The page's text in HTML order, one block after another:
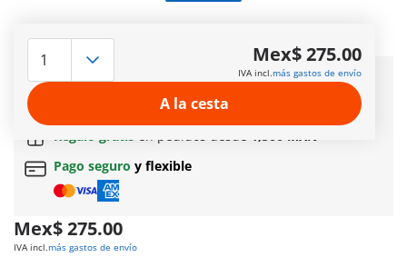
Entrega rápida:3 a 5 días hábiles!
en pedidos a partir de
Regalo gratis en pedidos desde 1,500 MXN
Pago seguro y flexible
Mex$ 275.00
IVA incl.más gastos de envío
Mex$ 275.00
IVA incl.más gastos de envío
A la cesta